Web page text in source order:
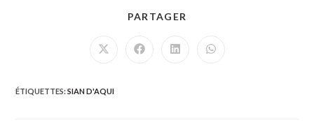
PARTAGER
Ouvrir
fenêtre
Ouvrir
Ouvrir
Ouvrir
ÉTIQUETTES:SIAN D'AQUI